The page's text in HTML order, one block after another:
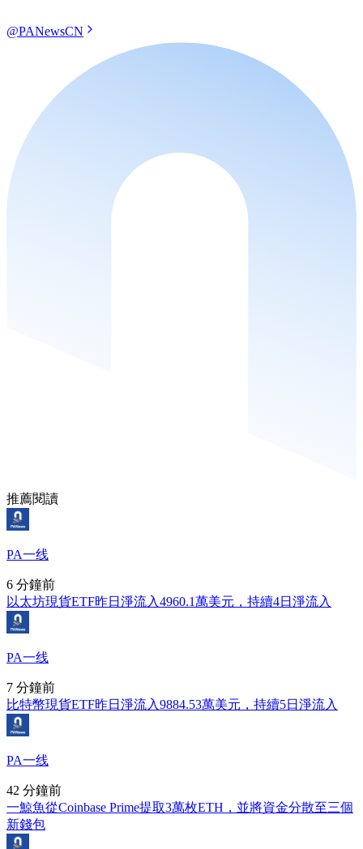
@PANewsCN
推薦閱讀
PA一线
6 分鐘前
以太坊現貨ETF昨日淨流入4960.1萬美元，持續4日淨流入
PA一线
7 分鐘前
比特幣現貨ETF昨日淨流入9884.53萬美元，持續5日淨流入
PA一线
42 分鐘前
一鯨魚從Coinbase Prime提取3萬枚ETH，並將資金分散至三個
新錢包